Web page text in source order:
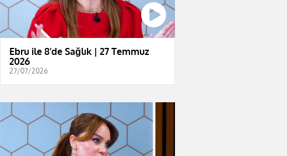
Ebru ile 8'de Sağlık | 27 Temmuz
2026
27/07/2026